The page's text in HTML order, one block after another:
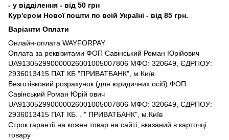
- у відділення - від 50 грн
Кур'єром Нової пошти по всій Україні - від 85 грн.
Варіанти Оплати
Онлайн-оплата WAYFORPAY
Оплата за реквізитами ФОП Савінський Роман Юрійович
UA913052990000026001005007806 МФО: 320649, ЄДРПОУ:
2936013415 ПАТ КБ "ПРИВАТБАНК", м.Київ
Безготівковий розрахунок (для юридичних осіб) ФОП
Савінський Роман Юрій ович
UA913052990000026001005007806 МФО: 320649, ЄДРПОУ:
2936013415 ПАТ КБ. . " ПРИВАТБАНК", м.Київ
Строк гарантії на кожен товар на сайті, вказаний в карточці
товару